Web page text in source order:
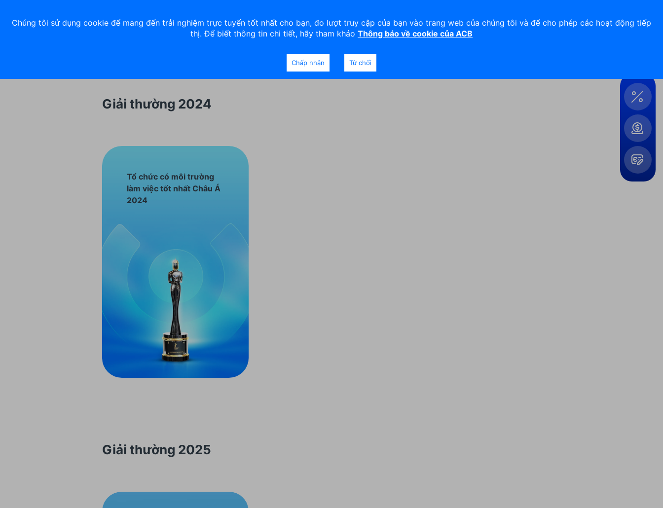
Giải thường 2024
Tổ chức có môi trường
làm việc tốt nhất Châu Á
2024
Giải thường 2025
Tiện
ích
Mở
Chúng tôi sử dụng cookie để mang đến trải nghiệm trực tuyến tốt nhất cho bạn, đo lượt truy cập của bạn vào trang web của chúng tôi và để cho phép các hoạt động tiếp
thị. Để biết thông tin chi tiết, hãy tham khảo Thông báo về cookie của ACB
Chấp nhận Từ chối